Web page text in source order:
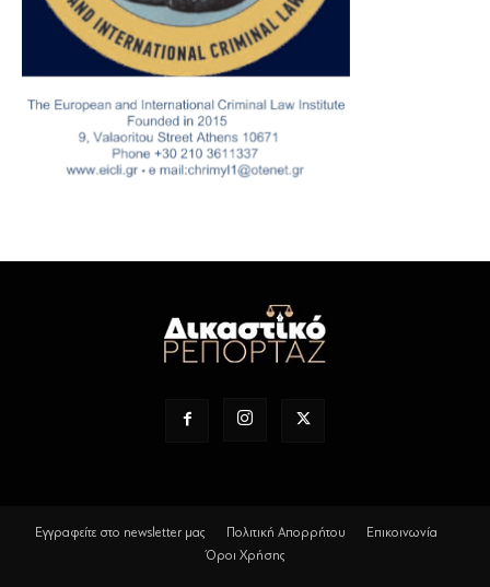
Εγγραφείτε στο newsletter μας Πολιτική Απορρήτου
Επικοινωνία
Όροι Χρήσης